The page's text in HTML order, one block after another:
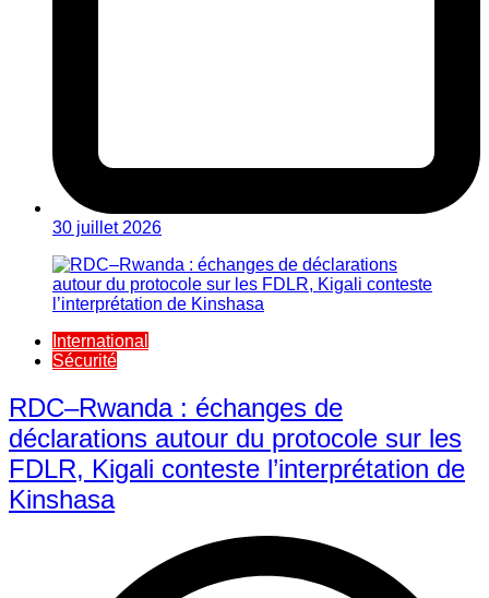
30 juillet 2026
International
Sécurité
RDC–Rwanda : échanges de
déclarations autour du protocole sur les
FDLR, Kigali conteste l’interprétation de
Kinshasa